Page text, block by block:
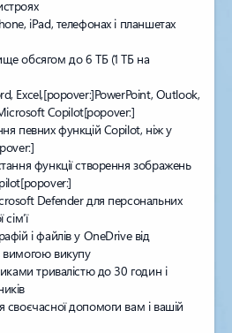
iPad, телефонах і планшетах
обсягом до 6 ТБ (1 ТБ на
Excel,[popover:]PowerPoint, Outlook,
Copilot[popover:]
певних функцій Copilot, ніж у
функції створення зображень
[popover:]
Defender для персональних
і файлів у OneDrive від
вимогою викупу
тривалістю до 30 годин і
своєчасної допомоги вам і вашій